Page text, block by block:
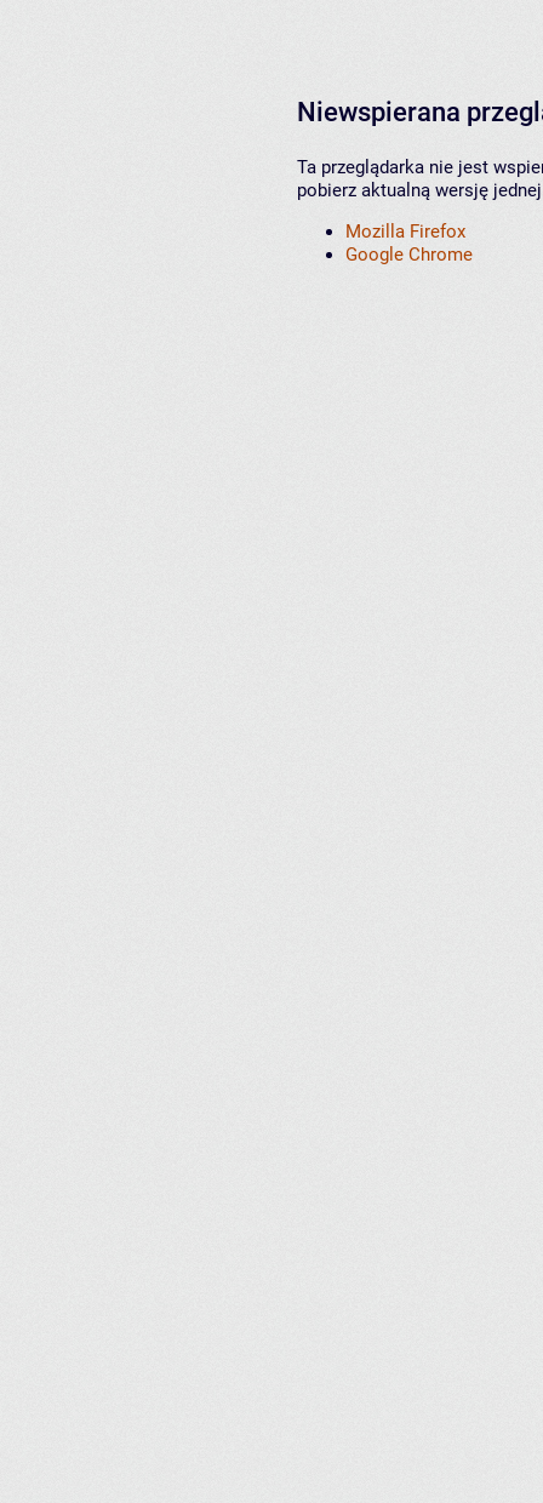
Niewspierana
Ta przeglądarka nie jest
pobierz aktualną wersję
Mozilla Firefox
Google Chrome